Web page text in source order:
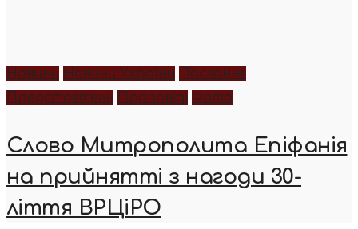
Новини Новини України
Послання
Предстоятель
Проповіді Фото
Слово Митрополита Епіфанія
на прийнятті з нагоди 30-
ліття ВРЦіРО